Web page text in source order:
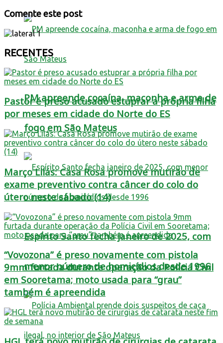
PM apreende cocaína, maconha e arma de
fogo em São Mateus
Espírito Santo fecha janeiro de 2025, com
menor número de homicídios desde 1996
Comente este post
RECENTES
Pastor é preso acusado estuprar a própria filha
por meses em cidade do Norte do ES
Março Lilás: Casa Rosa promove mutirão de
exame preventivo contra câncer do colo do
útero neste sábado (14)
“Vovozona” é preso novamente com pistola
9mm furtada durante operação da Polícia Civil
em Sooretama; moto usada para “grau”
também é apreendida